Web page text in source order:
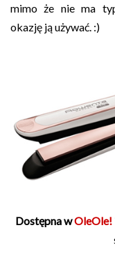
mimo że nie ma
okazję ją używać. :)
Dostępna wOleOle!